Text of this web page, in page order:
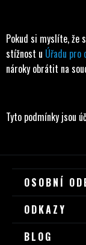
Pokud si myslíte, že
stížnost u Úřadu pro
nároky obrátit na
Tyto podmínky jsou
OSOBNÍ
ODKAZY
BLOG